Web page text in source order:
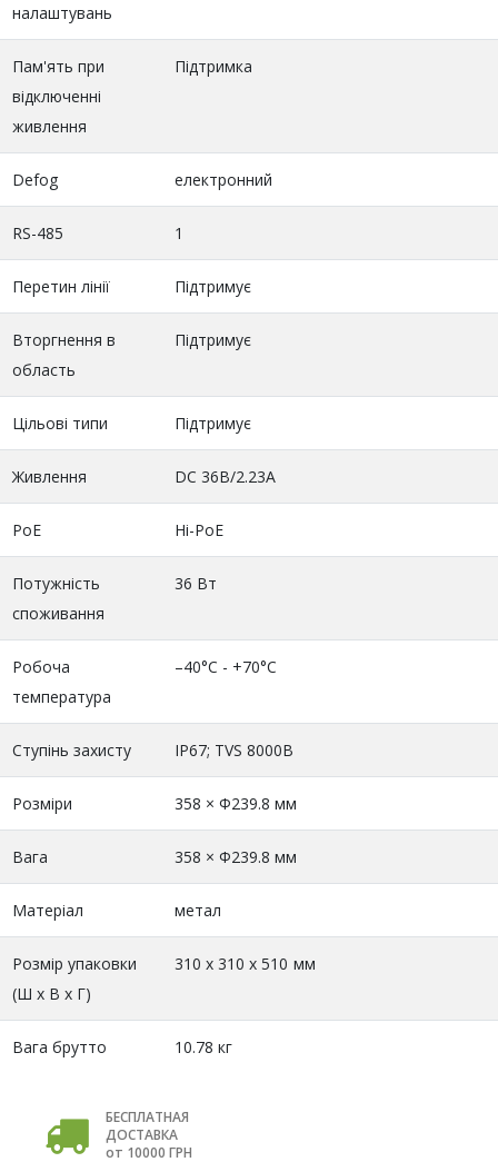
налаштувань
Пам'ять при
відключенні
живлення
Підтримка
Defog електронний
RS-485 1
Перетин лінії Підтримує
Вторгнення в
область
Підтримує
Цільові типи Підтримує
Живлення DC 36В/2.23A
PoE Hi-PoE
Потужність
споживання
36 Вт
Робоча
температура
–40°C - +70°C
Ступінь захисту IP67; TVS 8000В
Розміри 358 × Φ239.8 мм
Вага 358 × Φ239.8 мм
Матеріал метал
Розмір упаковки
(Ш х В х Г)
310 x 310 x 510 мм
Вага брутто 10.78 кг
БЕСПЛАТНАЯ
ДОСТАВКА
от 10000 ГРН